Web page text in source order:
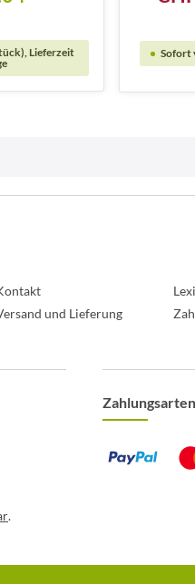
Lieferzeit
Sofort
.
und Lieferung
Zahlungsarten